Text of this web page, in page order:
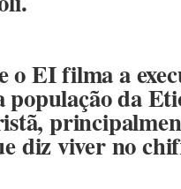
EI filma a
população da
diz viver no